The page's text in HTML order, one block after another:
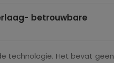
betrouwbare
technologie. Het bevat geen